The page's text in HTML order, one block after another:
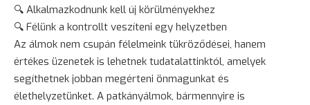
🔍 Alkalmazkodnunk kell új körülményekhez
🔍 Félünk a kontrollt veszíteni egy helyzetben
Az álmok nem csupán félelmeink tükröződései, hanem
értékes üzenetek is lehetnek tudatalattinktól, amelyek
segíthetnek jobban megérteni önmagunkat és
élethelyzetünket. A patkányálmok, bármennyire is